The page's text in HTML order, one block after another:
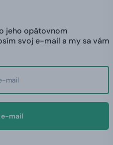
jeho opätovnom
svoj e-mail a my sa vám
e-mail